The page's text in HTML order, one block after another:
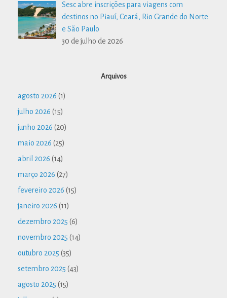
Sesc abre inscrições para viagens com
destinos no Piauí, Ceará, Rio Grande do Norte
e São Paulo
30 de julho de 2026
Arquivos
agosto 2026 (1)
julho 2026 (15)
junho 2026 (20)
maio 2026 (25)
abril 2026 (14)
março 2026 (27)
fevereiro 2026 (15)
janeiro 2026 (11)
dezembro 2025 (6)
novembro 2025 (14)
outubro 2025 (35)
setembro 2025 (43)
agosto 2025 (15)